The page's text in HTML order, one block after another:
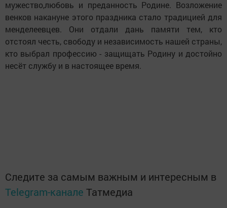
мужество,любовь и преданность Родине. Возложение
венков накануне этого праздника стало традицией для
менделеевцев. Они отдали дань памяти тем, кто
отстоял честь, свободу и независимость нашей страны,
кто выбрал профессию - защищать Родину и достойно
несёт службу и в настоящее время.
Следите за самым важным и интересным в
Telegram-канале Татмедиа